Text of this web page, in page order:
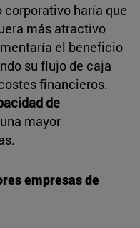
haría que
más atractivo
el beneficio
su flujo de caja
financieros.
de
mayor
empresas de